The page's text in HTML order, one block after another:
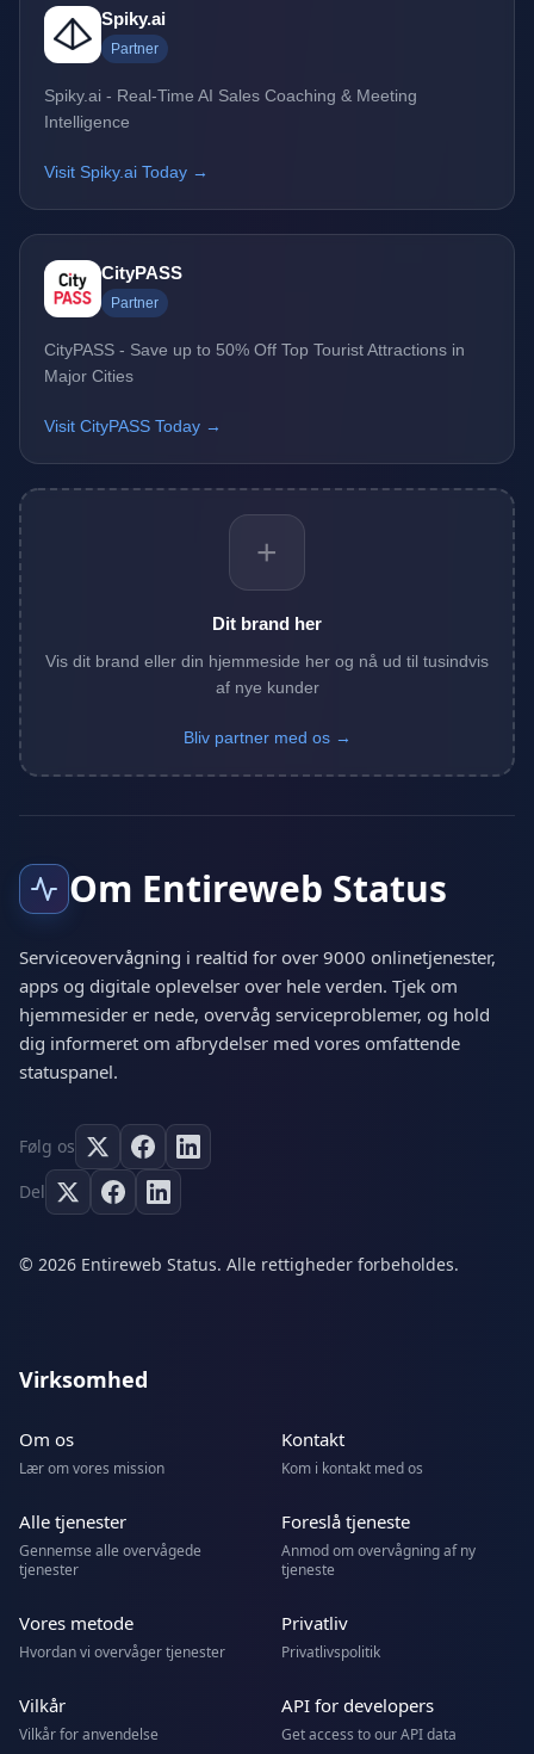
Spiky.ai
Partner
Spiky.ai - Real-Time AI Sales Coaching & Meeting
Intelligence
Visit Spiky.ai Today →
CityPASS
Partner
CityPASS - Save up to 50% Off Top Tourist Attractions in
Major Cities
Visit CityPASS Today →
+
Dit brand her
Vis dit brand eller din hjemmeside her og nå ud til tusindvis
af nye kunder
Bliv partner med os →
Om Entireweb Status
Serviceovervågning i realtid for over 9000 onlinetjenester,
apps og digitale oplevelser over hele verden. Tjek om
hjemmesider er nede, overvåg serviceproblemer, og hold
dig informeret om afbrydelser med vores omfattende
statuspanel.
Følg os
Del
© 2026 Entireweb Status. Alle rettigheder forbeholdes.
Virksomhed
Om os
Lær om vores mission
Kontakt
Kom i kontakt med os
Alle tjenester
Gennemse alle overvågede
tjenester
Foreslå tjeneste
Anmod om overvågning af ny
tjeneste
Vores metode
Hvordan vi overvåger tjenester
Privatliv
Privatlivspolitik
Vilkår
Vilkår for anvendelse
API for developers
Get access to our API data